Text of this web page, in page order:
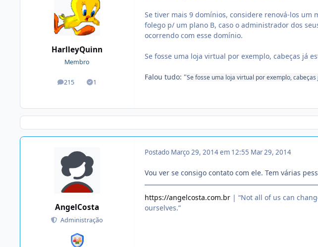
HarlleyQuinn
Membro
215
posts 1
Soluções
Se tiver mais 9 domínios, considere renová-los um
folego p/ um plano B, caso o administrador dos
ocorrendo com esse domínio.
Se fosse uma loja virtual por exemplo, cabeças já
Falou tudo: "Se fosse uma loja virtual por exemplo,
AngelCosta
Administração
Postado Março 29, 2014 em 12:55 Mar 29, 2014
Vou ver se consigo contato com ele. Tem várias
https://angelcosta.com.br | “Not all of us can
ourselves.”